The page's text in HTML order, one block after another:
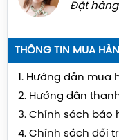
Đặt
THÔNG TIN MUA
1. Hướng dẫn mua
2. Hướng dẫn
3. Chính sách bảo
4. Chính sách đổi